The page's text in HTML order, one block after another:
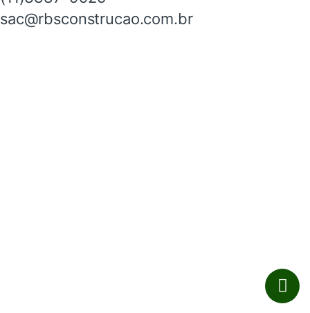
sac@rbsconstrucao.com.br